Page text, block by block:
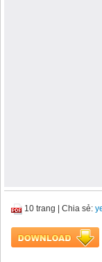
10 trang Chia sẻ: